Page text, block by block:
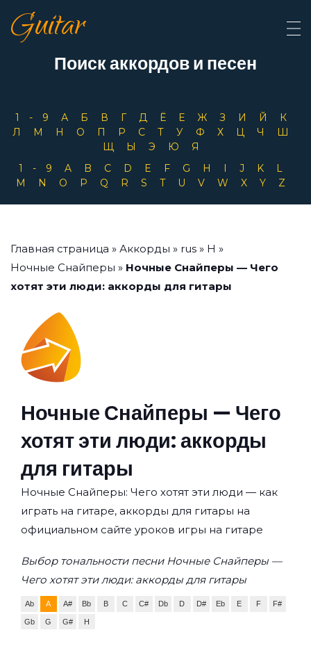
Guitar
Поиск аккордов и песен
1-9 А Б В Г Д Ё Е Ж З И Й
К
Л
М Н О П Р С Т У Ф Х Ц Ч
Ш
Щ
Ы Э Ю
Я
1-9
A B C D E F G H I J K
L
M
N O P Q R S T U V W X Y Z
Главная страница » Аккорды » rus » Н »
Ночные Снайперы » Ночные Снайперы — Чего
хотят эти люди: аккорды для гитары
Ночные Снайперы — Чего
хотят эти люди: аккорды
для гитары
Ночные Снайперы: Чего хотят эти люди — как
играть на гитаре, аккорды для гитары на
официальном сайте уроков игры на гитаре
Выбор тональности песни Ночные Снайперы —
Чего хотят эти люди: аккорды для гитары
Ab A A# Bb B C C# Db D D# Eb E F F#
Gb G G# H